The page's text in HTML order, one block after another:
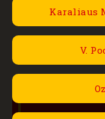
Karaliaus
V.